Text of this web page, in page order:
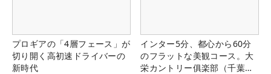
プロギアの「4層フェース」が
切り開く高初速ドライバーの
新時代
インター5分、都心から60分
のフラットな美観コース。大
栄カントリー俱楽部（千葉